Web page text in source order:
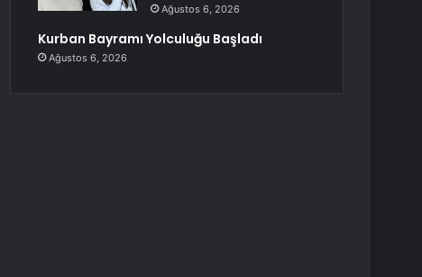
Ağustos 6, 2026
Kurban Bayramı Yolculuğu Başladı
Ağustos 6, 2026